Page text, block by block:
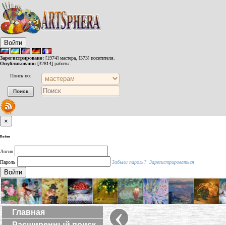
Войти
Зарегистрировано: [1974] мастера, [373] посетителя.
Опубликовано: [32814] работы.
Поиск по:
×
Войти
Логин
Пароль
Забыли пароль? Зарегистрироваться
Войти
Главная
‹